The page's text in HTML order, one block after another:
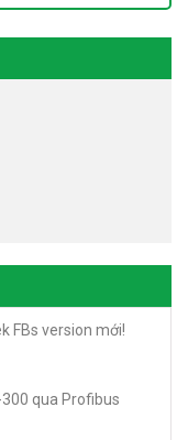
FBs version mới!
qua Profibus